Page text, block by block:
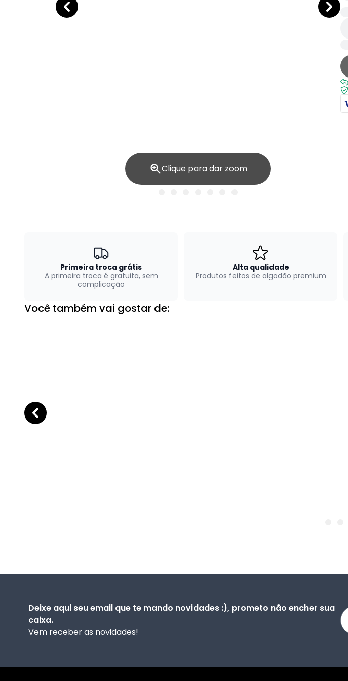
Clique para dar zoom
Primeira troca grátis
A primeira troca é gratuita, sem
complicação
Alta qualidade
Produtos feitos de algodão premium
Você também vai gostar de:
Deixe aqui seu email que te mando novidades :), prometo não encher sua
caixa.
Vem receber as novidades!